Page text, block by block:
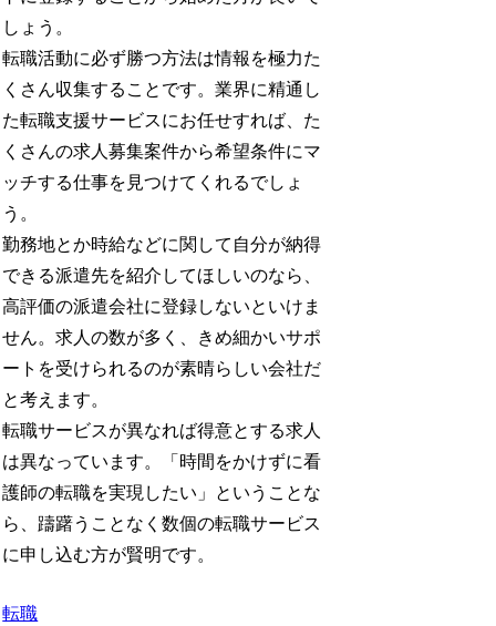
しょう。
転職活動に必ず勝つ方法は情報を極力た
くさん収集することです。業界に精通し
た転職支援サービスにお任せすれば、た
くさんの求人募集案件から希望条件にマ
ッチする仕事を見つけてくれるでしょ
う。
勤務地とか時給などに関して自分が納得
できる派遣先を紹介してほしいのなら、
高評価の派遣会社に登録しないといけま
せん。求人の数が多く、きめ細かいサポ
ートを受けられるのが素晴らしい会社だ
と考えます。
転職サービスが異なれば得意とする求人
は異なっています。「時間をかけずに看
護師の転職を実現したい」ということな
ら、躊躇うことなく数個の転職サービス
に申し込む方が賢明です。
転職